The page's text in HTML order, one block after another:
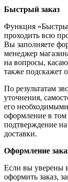
Быстрый заказ
Функция
проходить всю
Вы заполняете
менеджер
на вопросы,
также подскажет
По результатам
уточнения,
его
оформление в том
подтверждение
доставки.
Оформление
Если вы уверены
оформить заказ,